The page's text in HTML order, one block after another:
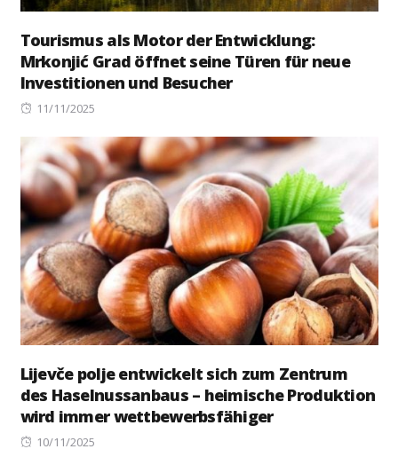
Tourismus als Motor der Entwicklung:
Mrkonjić Grad öffnet seine Türen für neue
Investitionen und Besucher
Posted
11/11/2025
Lijevče polje entwickelt sich zum Zentrum
des Haselnussanbaus – heimische Produktion
wird immer wettbewerbsfähiger
Posted
10/11/2025